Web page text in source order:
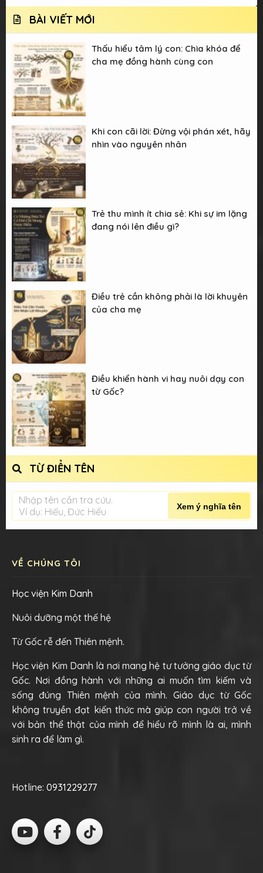
BÀI VIẾT MỚI
Thấu hiểu tâm lý con: Chìa khóa để
cha mẹ đồng hành cùng con
Khi con cãi lời: Đừng vội phán xét, hãy
nhìn vào nguyên nhân
Trẻ thu mình ít chia sẻ: Khi sự im lặng
đang nói lên điều gì?
Điều trẻ cần không phải là lời khuyên
của cha mẹ
Điều khiển hành vi hay nuôi dạy con
từ Gốc?
TỪ ĐIỂN TÊN
Nhập tên cần tra cứu.
Ví dụ: Hiếu, Đức Hiếu
Xem ý nghĩa tên
VỀ CHÚNG TÔI
Học viện Kim Danh
Nuôi dưỡng một thế hệ
Từ Gốc rễ đến Thiên mệnh.
Học viện Kim Danh là nơi mang hệ tư tưởng giáo dục từ
Gốc. Nơi đồng hành với những ai muốn tìm kiếm và
sống đúng Thiên mệnh của mình. Giáo dục từ Gốc
không truyền đạt kiến thức mà giúp con người trở về
với bản thể thật của mình để hiểu rõ mình là ai, mình
sinh ra để làm gì.
Hotline: 0931229277